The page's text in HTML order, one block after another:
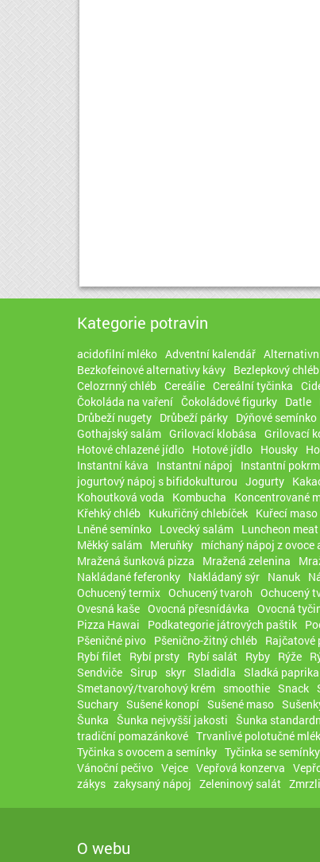
Kategorie potravin
acidofilní mléko Adventní kalendář
Bezkofeinové alternativy kávy Bezlepkový chléb
Celozrnný chléb Cereálie Cereální tyčinka
Čokoláda na vaření Čokoládové figurky Datle
Drůbeží nugety Drůbeží párky Dýňové semínko
Gothajský salám Grilovací klobása Grilovací
Hotové chlazené jídlo Hotové jídlo Housky
Instantní káva
Instantní nápoj Instantní
jogurtový nápoj s bifidokulturou Jogurty
Kohoutková voda
Kombucha Koncentrované
Křehký chléb Kukuřičný chlebíček Kuřecí maso
Lněné semínko Lovecký salám Luncheon meat
Měkký salám Meruňky míchaný nápoj z ovoce
Mražená šunková pizza
Mražená zelenina
Nakládané feferonky Nakládaný sýr Nanuk
Ochucený termix Ochucený tvaroh Ochucený
Ovesná kaše Ovocná přesnídávka Ovocná
Pizza Hawai
Podkategorie játrových paštik
Pšeničné pivo Pšenično-žitný chléb Rajčatové
Rybí filet Rybí prsty Rybí salát Ryby Rýže
Sendviče Sirup skyr Sladidla Sladká paprika
Smetanový/tvarohový krém smoothie Snack
Suchary Sušené konopí Sušené maso
Šunka Šunka nejvyšší jakosti Šunka
tradiční pomazánkové Trvanlivé polotučné
Tyčinka s ovocem a semínky Tyčinka se semínky
Vánoční pečivo Vejce Vepřová konzerva
zákys zakysaný nápoj Zeleninový salát
O webu